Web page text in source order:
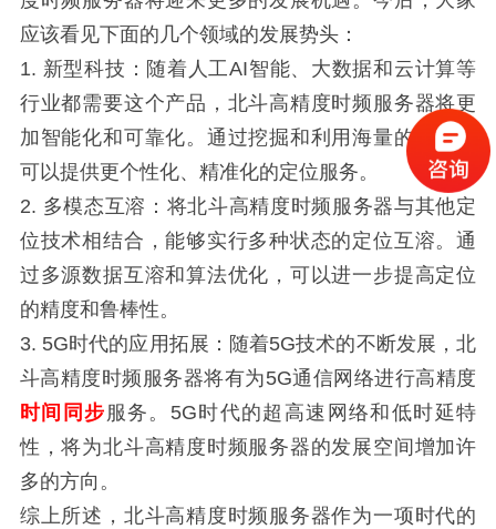
应该看见下面的几个领域的发展势头：
1. 新型科技：随着人工AI智能、大数据和云计算等
行业都需要这个产品，北斗高精度时频服务器将更
加智能化和可靠化。通过挖掘和利用海量的数据，
可以提供更个性化、精准化的定位服务。
2. 多模态互溶：将北斗高精度时频服务器与其他定
位技术相结合，能够实行多种状态的定位互溶。通
过多源数据互溶和算法优化，可以进一步提高定位
的精度和鲁棒性。
3. 5G时代的应用拓展：随着5G技术的不断发展，北
斗高精度时频服务器将有为5G通信网络进行高精度
时间同步 服务。5G时代的超高速网络和低时延特
性，将为北斗高精度时频服务器的发展空间增加许
多的方向。
综上所述，北斗高精度时频服务器作为一项时代的